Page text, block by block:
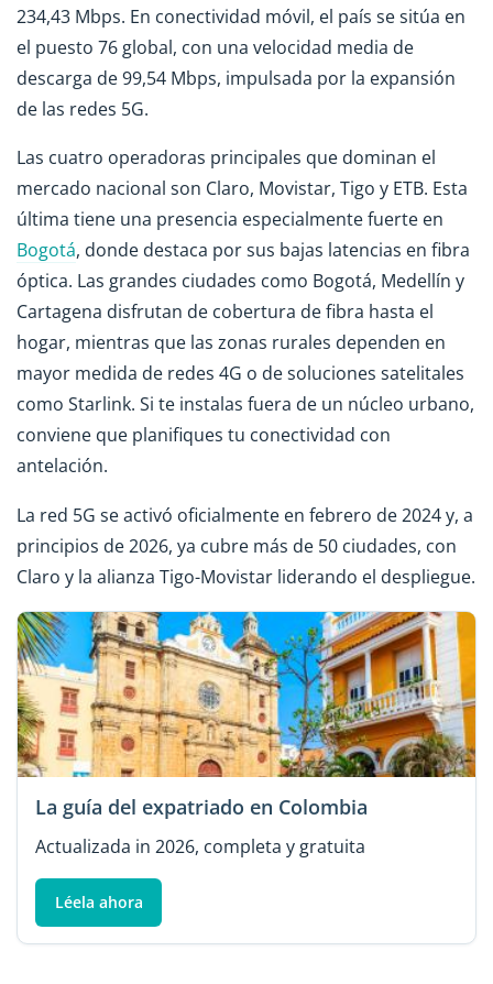
234,43 Mbps. En conectividad móvil, el país se sitúa en
el puesto 76 global, con una velocidad media de
descarga de 99,54 Mbps, impulsada por la expansión
de las redes 5G.
Las cuatro operadoras principales que dominan el
mercado nacional son Claro, Movistar, Tigo y ETB. Esta
última tiene una presencia especialmente fuerte en
Bogotá, donde destaca por sus bajas latencias en fibra
óptica. Las grandes ciudades como Bogotá, Medellín y
Cartagena disfrutan de cobertura de fibra hasta el
hogar, mientras que las zonas rurales dependen en
mayor medida de redes 4G o de soluciones satelitales
como Starlink. Si te instalas fuera de un núcleo urbano,
conviene que planifiques tu conectividad con
antelación.
La red 5G se activó oficialmente en febrero de 2024 y, a
principios de 2026, ya cubre más de 50 ciudades, con
Claro y la alianza Tigo-Movistar liderando el despliegue.
La guía del expatriado en Colombia
Actualizada in 2026, completa y gratuita
Léela ahora